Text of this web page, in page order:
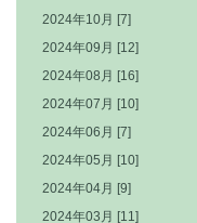
2024年10月 [7]
2024年09月 [12]
2024年08月 [16]
2024年07月 [10]
2024年06月 [7]
2024年05月 [10]
2024年04月 [9]
2024年03月 [11]